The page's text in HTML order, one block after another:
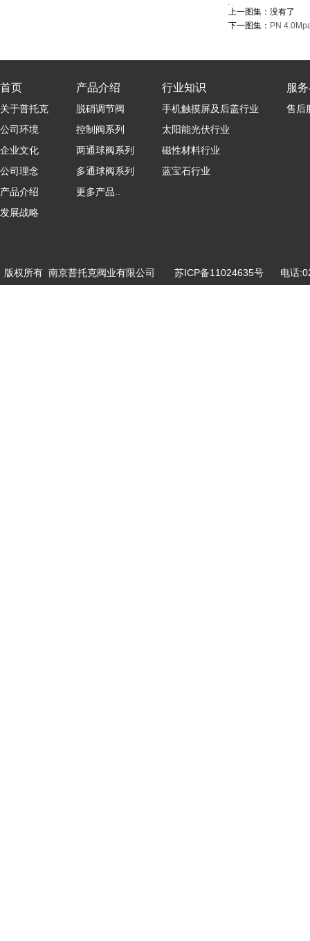
上一图集：没有了
下一图集： PN
首页
关于普托克
公司环境
企业文化
公司理念
产品介绍
发展战略
产品介绍
脱硝调节阀
控制阀系列
两通球阀系列
多通球阀系列
更多产品..
行业知识
手机触摸屏及后盖行业
太阳能光伏行业
磁性材料行业
蓝宝石行业
服
售后
版权所有 南京普托克阀业有限公司 苏ICP备11024635号 电话